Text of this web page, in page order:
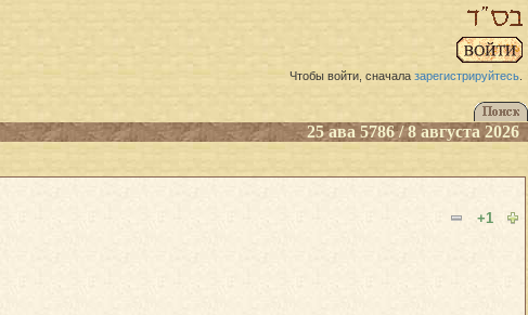
Чтобы войти, сначала зарегистрируйтесь.
25 ава 5786 / 8 августа 2026
+1